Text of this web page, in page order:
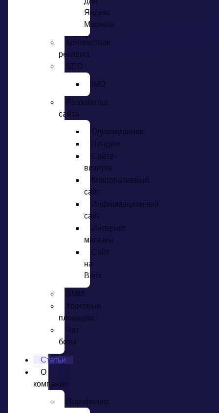
Яндекс
Маркета
Контекстная
реклама
SEO
IMO
Разработка
сайта
Одноэкранник
Лендинг
Сайта-
визитка
Корпоративный
сайт
Информационный
сайт
Интернет
магазин
Сайт
на
Bitrix
SMM
Торговые
площадки
Чат
боты
Статьи
О
компании
Портфолио